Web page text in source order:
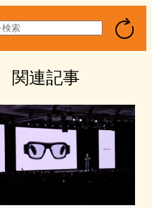
関連記事